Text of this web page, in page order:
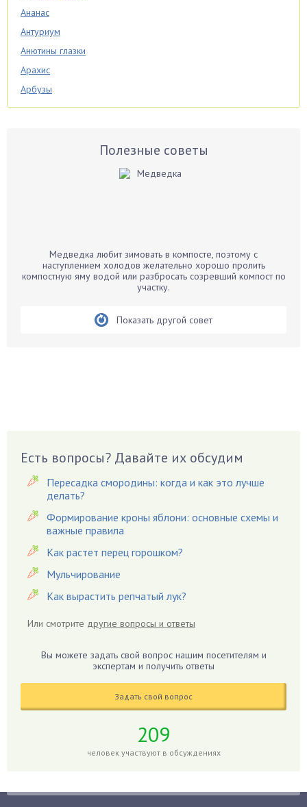
Ананас
Антуриум
Анютины глазки
Арахис
Арбузы
Аспарагус
Бархатцы
Бегония
Вешенки
Виноград
Вредители
Гардения
Гацания
Гвоздики
Георгины
Гиацинт
Гладиолусы
Гранат
Полезные советы
Медведка любит зимовать в компосте, поэтому с
наступлением холодов желательно хорошо пролить
компостную яму водой или разбросать созревший компост по
участку.
Показать другой совет
Есть вопросы? Давайте их обсудим
Пересадка смородины: когда и как это лучше
делать?
Формирование кроны яблони: основные схемы и
важные правила
Как растет перец горошком?
Мульчирование
Как вырастить репчатый лук?
Или смотрите другие вопросы и ответы
Вы можете задать свой вопрос нашим посетителям и
экспертам и получить ответы
Задать свой вопрос
209
человек участвуют в обсуждениях